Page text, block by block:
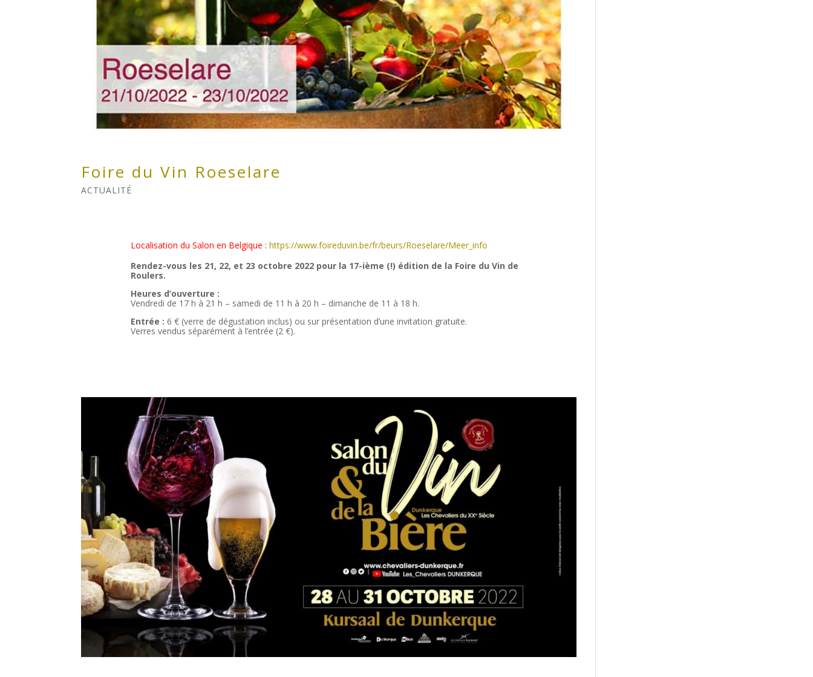
Foire du Vin Roeselare
ACTUALITÉ
Localisation du Salon en Belgique : https://www.foireduvin.be/fr/beurs/Roeselare/Meer_info
Rendez-vous les 21, 22, et 23 octobre 2022 pour la 17-ième (!) édition de la Foire du Vin de
Roulers.
Heures d’ouverture :
Vendredi de 17 h à 21 h – samedi de 11 h à 20 h – dimanche de 11 à 18 h.
Entrée : 6 € (verre de dégustation inclus) ou sur présentation d’une invitation gratuite.
Verres vendus séparément à l’entrée (2 €).